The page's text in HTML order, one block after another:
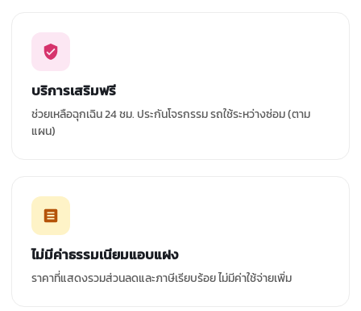
บริการเสริมฟรี
ช่วยเหลือฉุกเฉิน 24 ชม. ประกันโจรกรรม รถใช้ระหว่างซ่อม (ตาม
แผน)
ไม่มีค่าธรรมเนียมแอบแฝง
ราคาที่แสดงรวมส่วนลดและภาษีเรียบร้อย ไม่มีค่าใช้จ่ายเพิ่ม